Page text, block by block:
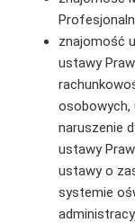
znajomość
ustawy
osobowych,
naruszenie
ustawy
ustawy o
systemie